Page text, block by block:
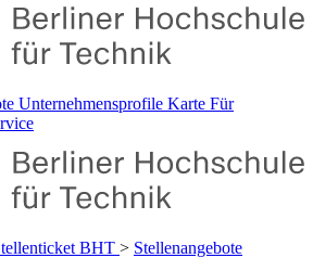
Unternehmensprofile Karte Für
BHT > Stellenangebote